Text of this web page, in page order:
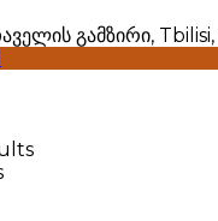
გამზირი,